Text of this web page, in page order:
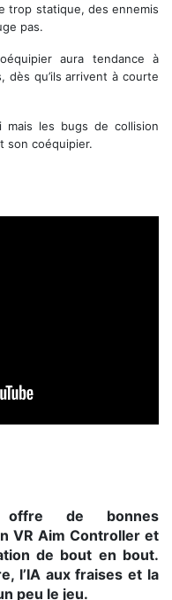
trop statique, des ennemis
pas.
aura tendance à
dès qu’ils arrivent à courte
les bugs de collision
son coéquipier.
offre de bonnes
VR Aim Controller et
de bout en bout.
l’IA aux fraises et la
peu le jeu.